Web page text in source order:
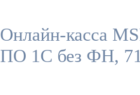
Онлайн-касса
ПО 1С без ФН,